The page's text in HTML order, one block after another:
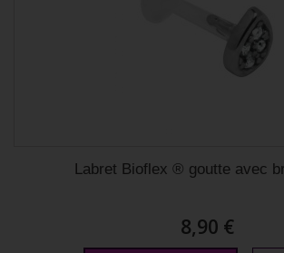
Labret Bioflex ® goutte avec
8,90 €